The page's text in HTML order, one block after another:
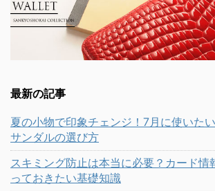
最新の記事
夏の小物で印象チェンジ！7月に使いた
サンダルの選び方
スキミング防止は本当に必要？カード情
っておきたい基礎知識